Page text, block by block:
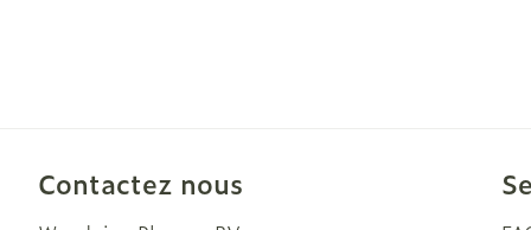
Contactez nous